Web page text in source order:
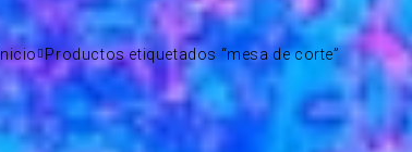
Inicio Productos etiquetados “mesa de corte”